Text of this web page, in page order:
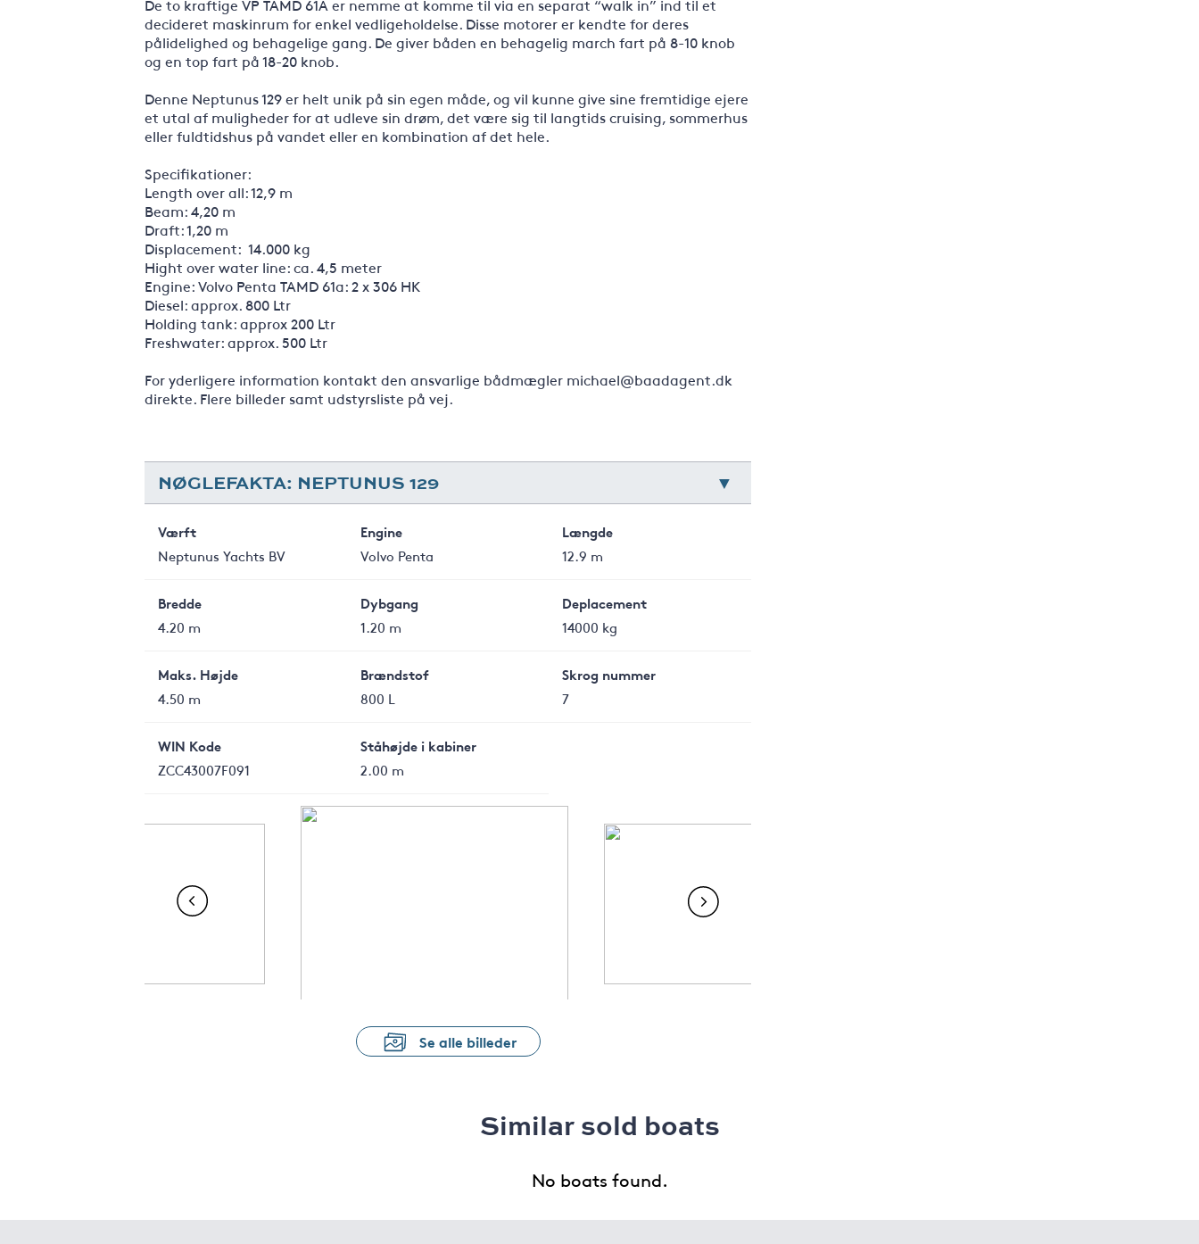
De to kraftige VP TAMD 61A er nemme at komme til via en separat “walk in” ind til et
decideret maskinrum for enkel vedligeholdelse. Disse motorer er kendte for deres
pålidelighed og behagelige gang. De giver båden en behagelig march fart på 8-10 knob
og en top fart på 18-20 knob.
Denne Neptunus 129 er helt unik på sin egen måde, og vil kunne give sine fremtidige ejere
et utal af muligheder for at udleve sin drøm, det være sig til langtids cruising, sommerhus
eller fuldtidshus på vandet eller en kombination af det hele.
Specifikationer:
Length over all: 12,9 m
Beam: 4,20 m
Draft: 1,20 m
Displacement: 14.000 kg
Hight over water line: ca. 4,5 meter
Engine: Volvo Penta TAMD 61a: 2 x 306 HK
Diesel: approx. 800 Ltr
Holding tank: approx 200 Ltr
Freshwater: approx. 500 Ltr
For yderligere information kontakt den ansvarlige bådmægler michael@baadagent.dk
direkte. Flere billeder samt udstyrsliste på vej.
NØGLEFAKTA: NEPTUNUS 129
Værft
Neptunus Yachts BV
Engine
Volvo Penta
Længde
12.9 m
Bredde
4.20 m
Dybgang
1.20 m
Deplacement
14000 kg
Maks. Højde
4.50 m
Brændstof
800 L
Skrog nummer
7
WIN Kode
ZCC43007F091
Ståhøjde i kabiner
2.00 m
Se alle billeder
Similar sold boats
No boats found.